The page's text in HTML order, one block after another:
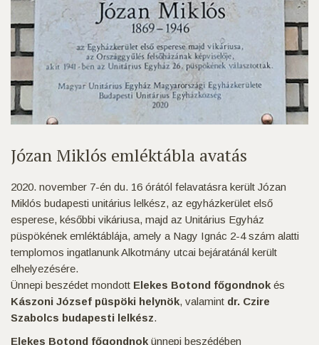
Józan Miklós emléktábla avatás
2020. november 7-én du. 16 órától felavatásra került Józan
Miklós budapesti unitárius lelkész, az egyházkerület első
esperese, későbbi vikáriusa, majd az Unitárius Egyház
püspökének emléktáblája, amely a Nagy Ignác 2-4 szám alatti
templomos ingatlanunk Alkotmány utcai bejáratánál került
elhelyezésére.
Ünnepi beszédet mondott Elekes Botond főgondnok és
Kászoni József püspöki helynök, valamint dr. Czire
Szabolcs budapesti lelkész.
Elekes Botond főgondnok ünnepi beszédében